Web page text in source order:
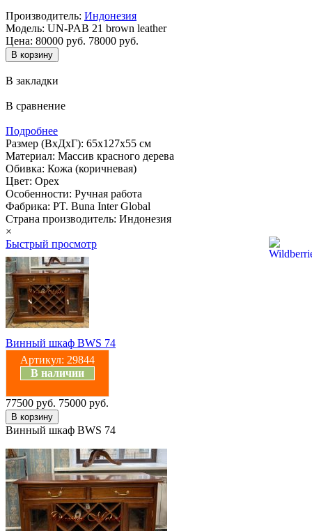
Производитель: Индонезия
Модель: UN-PAB 21 brown leather
Цена: 80000 руб. 78000 руб.
В закладки
В сравнение
Подробнее
Размер (ВхДхГ): 65х127х55 см
Материал: Массив красного дерева
Обивка: Кожа (коричневая)
Цвет: Орех
Особенности: Ручная работа
Фабрика: PT. Buna Inter Global
Страна производитель: Индонезия
×
Быстрый просмотр
Винный шкаф BWS 74
Артикул: 29844
В наличии
77500 руб. 75000 руб.
Винный шкаф BWS 74